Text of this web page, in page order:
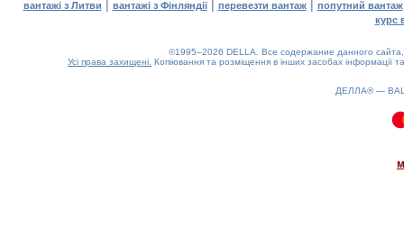
вантажі з Литви | вантажі з Фінляндії| перевезти вантаж| попутний вантаж
курс
©1995–2026 DELLA. Все содержание данного
Усі права захищені. Копіювання та розміщення в інших засобах інформації
ДЕЛЛА® —